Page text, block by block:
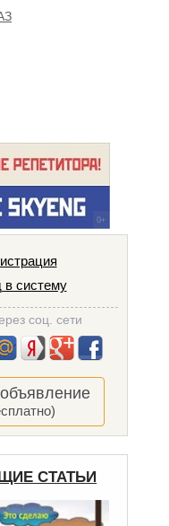
в систему
соц. сети
СТАТЬИ